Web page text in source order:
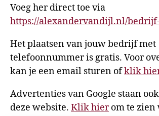
Voeg her direct toe via
https://alexandervandijl.nl/
Het plaatsen van jouw bedrijf met
telefoonnummer is gratis. Voor
kan je een email sturen ofklik
Advertenties van Google staan
deze website. Klik hierom te zien